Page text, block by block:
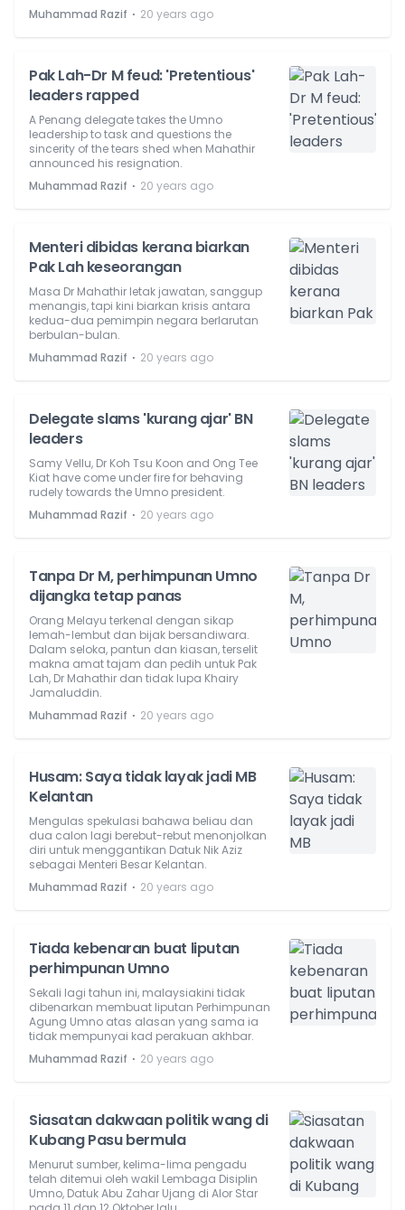
Muhammad Razif ⋅ 20 years ago
Pak Lah-Dr M feud: 'Pretentious'
leaders rapped
A Penang delegate takes the Umno
leadership to task and questions the
sincerity of the tears shed when Mahathir
announced his resignation.
Muhammad Razif ⋅ 20 years ago
Menteri dibidas kerana biarkan
Pak Lah keseorangan
Masa Dr Mahathir letak jawatan, sanggup
menangis, tapi kini biarkan krisis antara
kedua-dua pemimpin negara berlarutan
berbulan-bulan.
Muhammad Razif ⋅ 20 years ago
Delegate slams 'kurang ajar' BN
leaders
Samy Vellu, Dr Koh Tsu Koon and Ong Tee
Kiat have come under fire for behaving
rudely towards the Umno president.
Muhammad Razif ⋅ 20 years ago
Tanpa Dr M, perhimpunan Umno
dijangka tetap panas
Orang Melayu terkenal dengan sikap
lemah-lembut dan bijak bersandiwara.
Dalam seloka, pantun dan kiasan, terselit
makna amat tajam dan pedih untuk Pak
Lah, Dr Mahathir dan tidak lupa Khairy
Jamaluddin.
Muhammad Razif ⋅ 20 years ago
Husam: Saya tidak layak jadi MB
Kelantan
Mengulas spekulasi bahawa beliau dan
dua calon lagi berebut-rebut menonjolkan
diri untuk menggantikan Datuk Nik Aziz
sebagai Menteri Besar Kelantan.
Muhammad Razif ⋅ 20 years ago
Tiada kebenaran buat liputan
perhimpunan Umno
Sekali lagi tahun ini, malaysiakini tidak
dibenarkan membuat liputan Perhimpunan
Agung Umno atas alasan yang sama ia
tidak mempunyai kad perakuan akhbar.
Muhammad Razif ⋅ 20 years ago
Siasatan dakwaan politik wang di
Kubang Pasu bermula
Menurut sumber, kelima-lima pengadu
telah ditemui oleh wakil Lembaga Disiplin
Umno, Datuk Abu Zahar Ujang di Alor Star